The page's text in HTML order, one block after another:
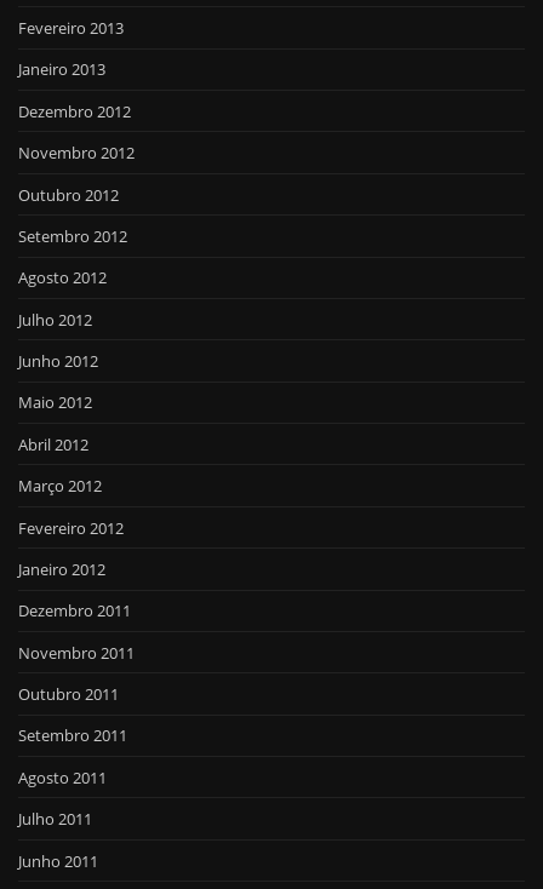
Fevereiro 2013
Janeiro 2013
Dezembro 2012
Novembro 2012
Outubro 2012
Setembro 2012
Agosto 2012
Julho 2012
Junho 2012
Maio 2012
Abril 2012
Março 2012
Fevereiro 2012
Janeiro 2012
Dezembro 2011
Novembro 2011
Outubro 2011
Setembro 2011
Agosto 2011
Julho 2011
Junho 2011